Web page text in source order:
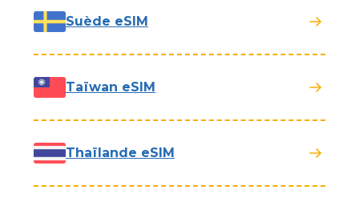
Suède eSIM
Taïwan eSIM
Thaïlande eSIM